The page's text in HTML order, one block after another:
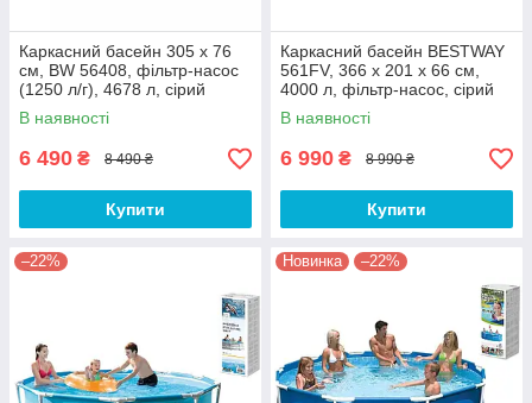
Каркасний басейн 305 х 76
см, BW 56408, фільтр-насос
(1250 л/г), 4678 л, сірий
В наявності
6 490 ₴ 8 490 ₴
Купити
Каркасний басейн BESTWAY
561FV, 366 х 201 х 66 см,
4000 л, фільтр-насос, сірий
В наявності
6 990 ₴ 8 990 ₴
Купити
–22% Новинка –22%